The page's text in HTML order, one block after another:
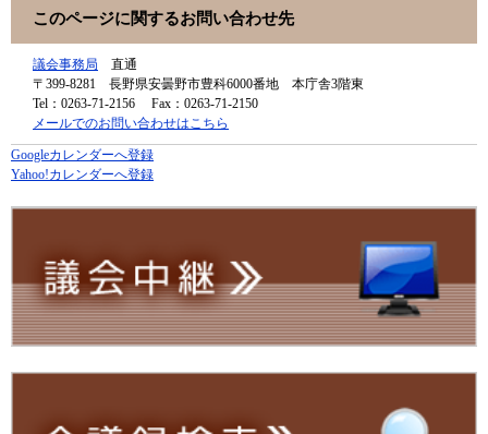
このページに関するお問い合わせ先
議会事務局
直通
〒399-8281
長野県安曇野市豊科6000番地 本庁舎3階東
Tel：0263-71-2156
Fax：0263-71-2150
メールでのお問い合わせはこちら
Googleカレンダーへ登録
Yahoo!カレンダーへ登録